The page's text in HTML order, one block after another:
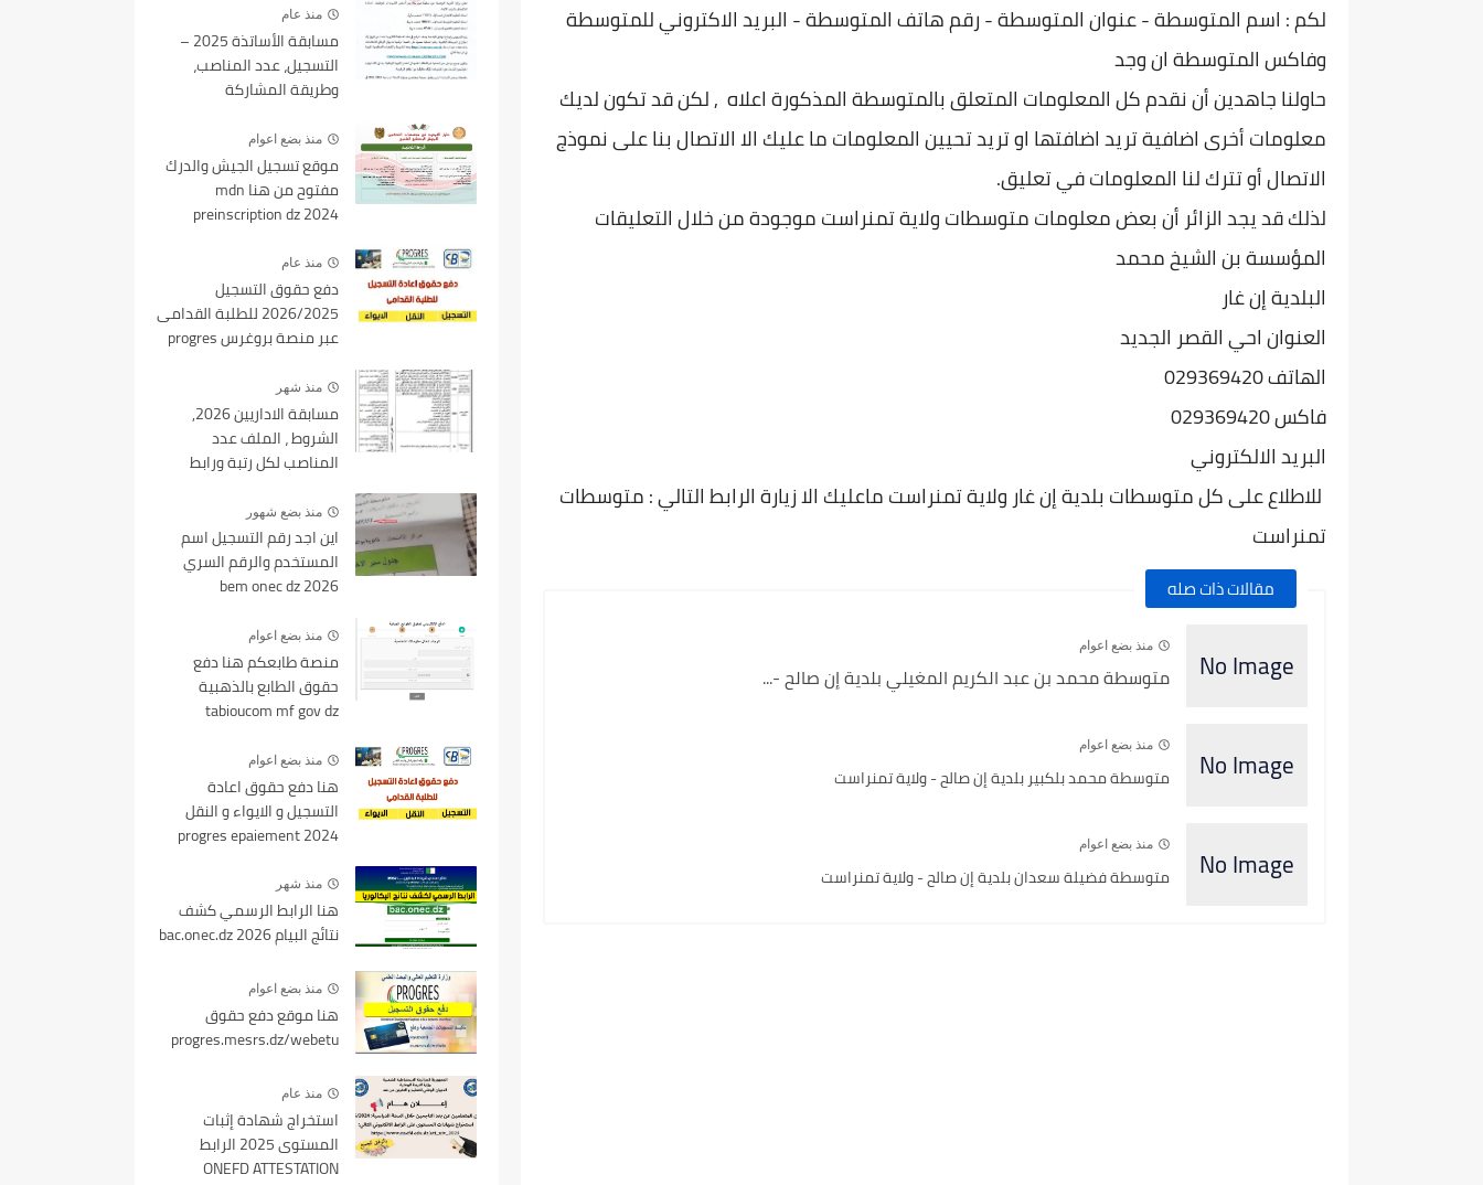
لكم : اسم المتوسطة - عنوان المتوسطة - رقم هاتف المتوسطة - البريد الاكتروني للمتوسطة
وفاكس المتوسطة ان وجد
حاولنا جاهدين أن نقدم كل المعلومات المتعلق بالمتوسطة المذكورة اعلاه , لكن قد تكون لديك
معلومات أخرى اضافية تريد اضافتها او تريد تحيين المعلومات ما عليك الا الاتصال بنا على نموذج
الاتصال أو تترك لنا المعلومات في تعليق.
لذلك قد يجد الزائر أن بعض معلومات متوسطات ولاية تمنراست موجودة من خلال التعليقات
المؤسسة بن الشيخ محمد
البلدية إن غار
العنوان احي القصر الجديد
الهاتف 029369420
فاكس 029369420
البريد الالكتروني
للاطلاع على كل متوسطات بلدية إن غار ولاية تمنراست ماعليك الا زيارة الرابط التالي : متوسطات
تمنراست
مقالات ذات صله
منذ بضع اعوام
متوسطة محمد بن عبد الكريم المغيلي بلدية إن صالح -...
منذ بضع اعوام
متوسطة محمد بلكبير بلدية إن صالح - ولاية تمنراست
منذ بضع اعوام
متوسطة فضيلة سعدان بلدية إن صالح - ولاية تمنراست
منذ عام
مسابقة الأساتذة 2025 –
التسجيل، عدد المناصب،
وطريقة المشاركة
منذ بضع اعوام
موقع تسجيل الجيش والدرك
مفتوح من هنا mdn
preinscription dz 2024
منذ عام
دفع حقوق التسجيل
2026/2025 للطلبة القدامى
عبر منصة بروغرس progres
منذ شهر
مسابقة الاداريين 2026,
الشروط ، الملف عدد
المناصب لكل رتبة ورابط
منذ بضع شهور
اين اجد رقم التسجيل اسم
المستخدم والرقم السري
bem onec dz 2026
منذ بضع اعوام
منصة طابعكم هنا دفع
حقوق الطابع بالذهبية
tabioucom mf gov dz
منذ بضع اعوام
هنا دفع حقوق اعادة
التسجيل و الايواء و النقل
2024 progres epaiement
منذ شهر
هنا الرابط الرسمي كشف
نتائج البيام 2026 bac.onec.dz
منذ بضع اعوام
هنا موقع دفع حقوق
progres.mesrs.dz/webetu
منذ عام
استخراج شهادة إثبات
المستوى 2025 الرابط
ONEFD ATTESTATION